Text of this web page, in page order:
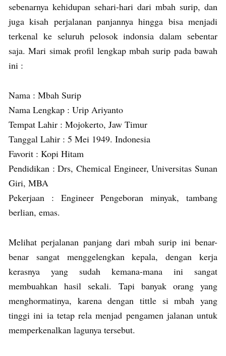
sebenarnya kehidupan sehari-hari dari mbah surip, dan
juga kisah perjalanan panjannya hingga bisa menjadi
terkenal ke seluruh pelosok indonsia dalam sebentar
saja. Mari simak profil lengkap mbah surip pada bawah
ini :
Nama : Mbah Surip
Nama Lengkap : Urip Ariyanto
Tempat Lahir : Mojokerto, Jaw Timur
Tanggal Lahir : 5 Mei 1949. Indonesia
Favorit : Kopi Hitam
Pendidikan : Drs, Chemical Engineer, Universitas Sunan
Giri, MBA
Pekerjaan : Engineer Pengeboran minyak, tambang
berlian, emas.
Melihat perjalanan panjang dari mbah surip ini benar-
benar sangat menggelengkan kepala, dengan kerja
kerasnya yang sudah kemana-mana ini sangat
membuahkan hasil sekali. Tapi banyak orang yang
menghormatinya, karena dengan tittle si mbah yang
tinggi ini ia tetap rela menjad pengamen jalanan untuk
memperkenalkan lagunya tersebut.